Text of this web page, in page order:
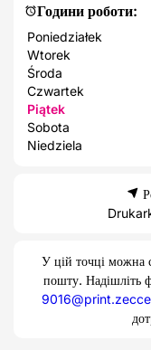
Години роботи:
Poniedziałek
Wtorek
Środa
Czwartek
Piątek
Sobota
Niedziela
У цій точці можна
пошту. Надішліть